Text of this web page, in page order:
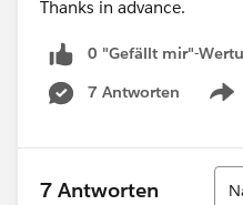
Thanks in advance.
0 "Gefällt mir"-
7 Antworten
7 Antworten